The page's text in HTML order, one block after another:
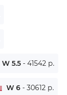
W 5.5 - 41542 р.
W 6 - 30612 р.